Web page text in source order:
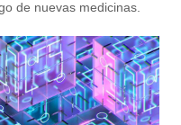
de nuevas medicinas.